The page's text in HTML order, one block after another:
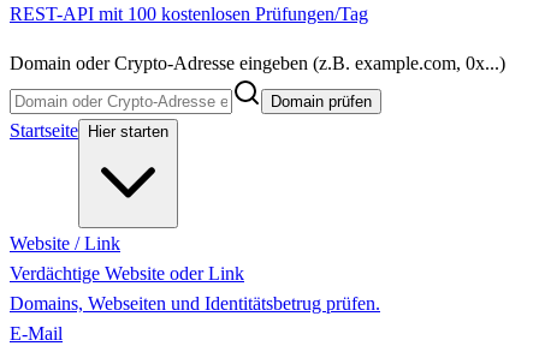
REST-API mit 100 kostenlosen Prüfungen/Tag
Domain oder Crypto-Adresse eingeben (z.B. example.com, 0x...)
Domain prüfen
Startseite Hier starten
Website / Link
Verdächtige Website oder Link
Domains, Webseiten und Identitätsbetrug prüfen.
E-Mail